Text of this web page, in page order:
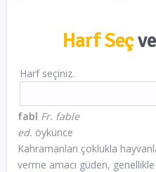
Harf Seç
Harf seçiniz.
fabl Fr. fable
ed. öykünce
Kahramanları çoklukla
verme amacı güden,